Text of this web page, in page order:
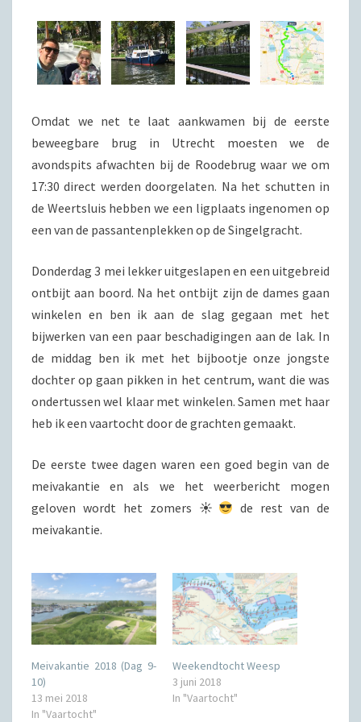
Omdat we net te laat aankwamen bij de eerste
beweegbare brug in Utrecht moesten we de
avondspits afwachten bij de Roodebrug waar we om
17:30 direct werden doorgelaten. Na het schutten in
de Weertsluis hebben we een ligplaats ingenomen op
een van de passantenplekken op de Singelgracht.
Donderdag 3 mei lekker uitgeslapen en een uitgebreid
ontbijt aan boord. Na het ontbijt zijn de dames gaan
winkelen en ben ik aan de slag gegaan met het
bijwerken van een paar beschadigingen aan de lak. In
de middag ben ik met het bijbootje onze jongste
dochter op gaan pikken in het centrum, want die was
ondertussen wel klaar met winkelen. Samen met haar
heb ik een vaartocht door de grachten gemaakt.
De eerste twee dagen waren een goed begin van de
meivakantie en als we het weerbericht mogen
geloven wordt het zomers ☀
de rest van de
meivakantie.
Meivakantie 2018 (Dag 9-
10)
13 mei 2018
In "Vaartocht"
Weekendtocht Weesp
3 juni 2018
In "Vaartocht"